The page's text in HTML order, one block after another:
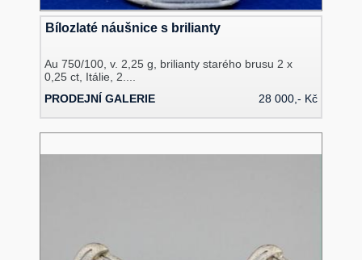
Bílozlaté náušnice s brilianty
Au 750/100, v. 2,25 g, brilianty starého brusu 2 x
0,25 ct, Itálie, 2....
PRODEJNÍ GALERIE
28 000,- Kč